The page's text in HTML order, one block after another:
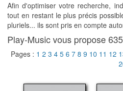
Afin d'optimiser votre recherche,
tout en restant le plus précis
pluriels... ils sont pris en compte
Play-Music vous propose
Pages : 1 2 3 4 5 6 7 8 9 10 11 12